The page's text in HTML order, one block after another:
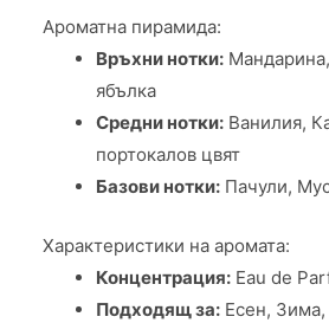
Ароматна пирамида:
Връхни нотки:
ябълка
Средни нотки: Ванилия,
портокалов цвят
Базови нотки: Пачули,
Характеристики на аромата:
Концентрация: Eau de
Подходящ за: Есен,